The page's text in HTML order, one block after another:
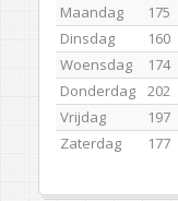
Maandag
175
Dinsdag
160
Woensdag
174
Donderdag
202
Vrijdag
197
Zaterdag
177